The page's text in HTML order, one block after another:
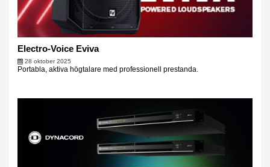
Electro-Voice Eviva
28 oktober 2025
Portabla, aktiva högtalare med professionell prestanda.